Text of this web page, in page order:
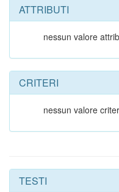
ATTRIBUTI
nessun valore
CRITERI
nessun valore
TESTI